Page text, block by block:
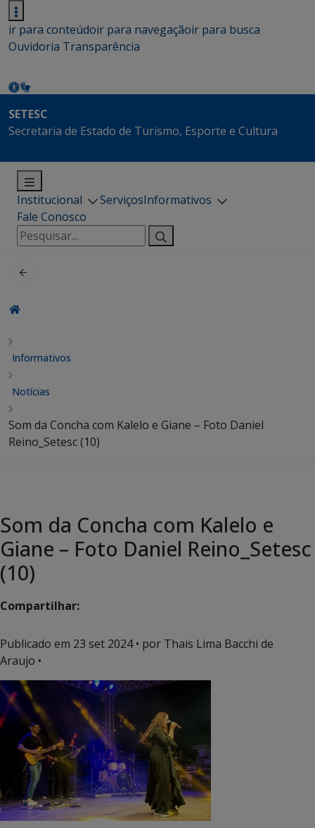
ir para conteúdoir para navegaçãoir para busca
Ouvidoria Transparência
SETESC
Secretaria de Estado de Turismo, Esporte e Cultura
Institucional ServiçosInformativos
Fale Conosco
Pesquisar
por:
Informativos
Notícias
Som da Concha com Kalelo e Giane – Foto Daniel
Reino_Setesc (10)
Som da Concha com Kalelo e
Giane – Foto Daniel Reino_Setesc
(10)
Compartilhar:
Publicado em 23 set 2024• por Thais Lima Bacchi de
Araujo •